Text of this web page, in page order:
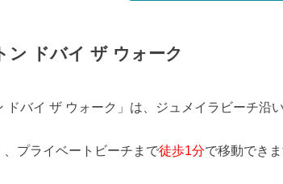
ン ドバイ ザ ウォーク
ドバイ ザ ウォーク」は、ジュメイラビーチ沿
、プライベートビーチまで徒歩1分で移動できま